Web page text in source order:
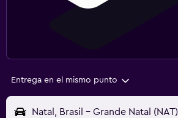
Entrega en el mismo punto
Natal, Brasil - Grande Natal (NAT)